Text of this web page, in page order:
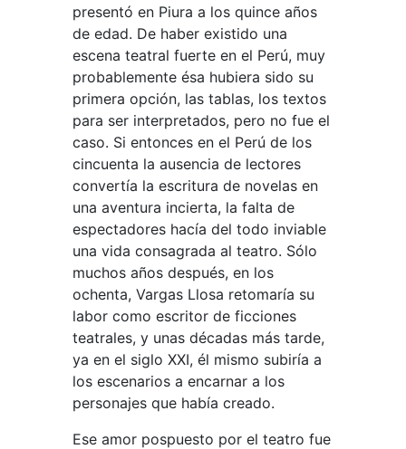
presentó en Piura a los quince años
de edad. De haber existido una
escena teatral fuerte en el Perú, muy
probablemente ésa hubiera sido su
primera opción, las tablas, los textos
para ser interpretados, pero no fue el
caso. Si entonces en el Perú de los
cincuenta la ausencia de lectores
convertía la escritura de novelas en
una aventura incierta, la falta de
espectadores hacía del todo inviable
una vida consagrada al teatro. Sólo
muchos años después, en los
ochenta, Vargas Llosa retomaría su
labor como escritor de ficciones
teatrales, y unas décadas más tarde,
ya en el siglo XXI, él mismo subiría a
los escenarios a encarnar a los
personajes que había creado.
Ese amor pospuesto por el teatro fue